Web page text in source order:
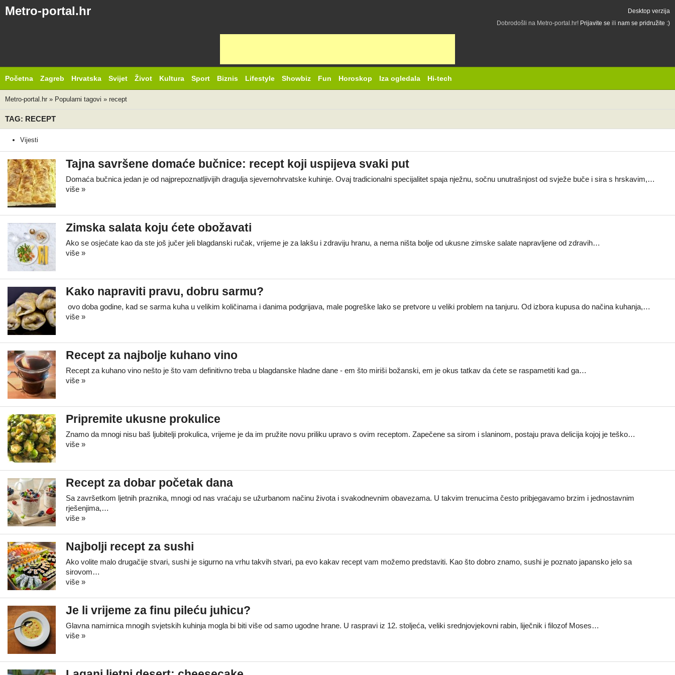
Metro-portal.hr
Desktop verzija
Dobrodošli na Metro-portal.hr! Prijavite se ili nam se pridružite :)
Početna Zagreb Hrvatska Svijet Život Kultura Sport Biznis Lifestyle Showbiz Fun Horoskop Iza ogledala Hi-tech
Metro-portal.hr » Popularni tagovi » recept
TAG: RECEPT
Vijesti
Tajna savršene domaće bučnice: recept koji uspijeva svaki put
Domaća bučnica jedan je od najprepoznatljivijih dragulja sjevernohrvatske kuhinje. Ovaj tradicionalni specijalitet spaja nježnu, sočnu unutrašnjost od svježe buče i sira s hrskavim,…
više »
Zimska salata koju ćete obožavati
Ako se osjećate kao da ste još jučer jeli blagdanski ručak, vrijeme je za lakšu i zdraviju hranu, a nema ništa bolje od ukusne zimske salate napravljene od zdravih…
više »
Kako napraviti pravu, dobru sarmu?
ovo doba godine, kad se sarma kuha u velikim količinama i danima podgrijava, male pogreške lako se pretvore u veliki problem na tanjuru. Od izbora kupusa do načina kuhanja,…
više »
Recept za najbolje kuhano vino
Recept za kuhano vino nešto je što vam definitivno treba u blagdanske hladne dane - em što miriši božanski, em je okus tatkav da ćete se raspametiti kad ga…
više »
Pripremite ukusne prokulice
Znamo da mnogi nisu baš ljubitelji prokulica, vrijeme je da im pružite novu priliku upravo s ovim receptom. Zapečene sa sirom i slaninom, postaju prava delicija kojoj je teško…
više »
Recept za dobar početak dana
Sa završetkom ljetnih praznika, mnogi od nas vraćaju se užurbanom načinu života i svakodnevnim obavezama. U takvim trenucima često pribjegavamo brzim i jednostavnim
rješenjima,…
više »
Najbolji recept za sushi
Ako volite malo drugačije stvari, sushi je sigurno na vrhu takvih stvari, pa evo kakav recept vam možemo predstaviti. Kao što dobro znamo, sushi je poznato japansko jelo sa
sirovom…
više »
Je li vrijeme za finu pileću juhicu?
Glavna namirnica mnogih svjetskih kuhinja mogla bi biti više od samo ugodne hrane. U raspravi iz 12. stoljeća, veliki srednjovjekovni rabin, liječnik i filozof Moses…
više »